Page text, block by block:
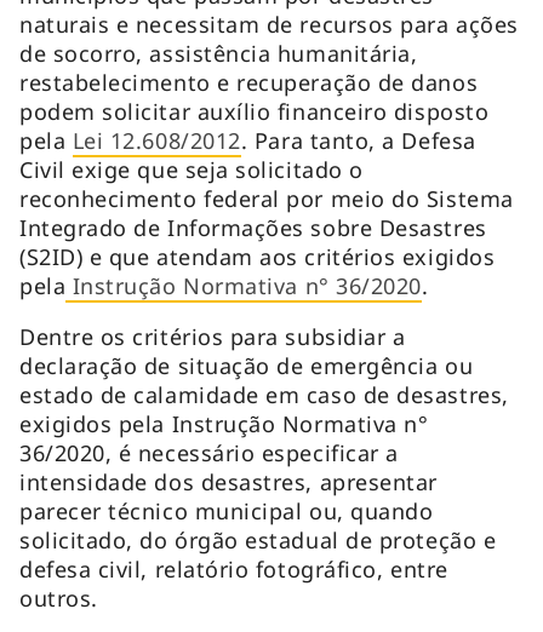
naturais e necessitam de recursos para ações
de socorro, assistência humanitária,
restabelecimento e recuperação de danos
podem solicitar auxílio financeiro disposto
pela Lei 12.608/2012. Para tanto, a Defesa
Civil exige que seja solicitado o
reconhecimento federal por meio do Sistema
Integrado de Informações sobre Desastres
(S2ID) e que atendam aos critérios exigidos
pela Instrução Normativa n° 36/2020.
Dentre os critérios para subsidiar a
declaração de situação de emergência ou
estado de calamidade em caso de desastres,
exigidos pela Instrução Normativa n°
36/2020, é necessário especificar a
intensidade dos desastres, apresentar
parecer técnico municipal ou, quando
solicitado, do órgão estadual de proteção e
defesa civil, relatório fotográfico, entre
outros.